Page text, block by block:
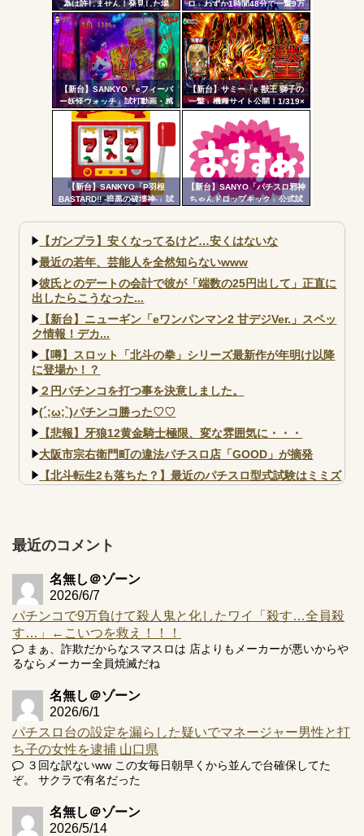
為は許しません！発見した場
合、警察へ通報します
よ！！！」
ロ」わずか1時間48分で一撃9万
5000発コンプリートを達成して
しまうｗ 究極LT期待出玉2万発
超えの現行最強スペックは伊達
じゃないな…
【新台】SANKYO「eフィーバ
ー妖怪ウォッチ」試打動画・感
想まとめ！流石にこれは覇権だ
ろ！SSS評価
【新台】サミー「e 獣王 獅子の
一撃」機種サイト公開！1/319×
ドデカSTRAIGHT、右の1/2で平
均9,800個のサバチャンに突入
【新台】SANKYO「P羽根
BASTARD!! -暗黒の破壊神-」試
チーズっぽい役物で間違いなく
面白いし、月2万円...
【新台】SANYO「パチスロ邪神
ちゃんドロップキック」公式試
いなｗｗｗ
【ガンプラ】安くなってるけど…安くはないな
最近の若年、芸能人を全然知らないwww
彼氏とのデートの会計で彼が「端数の25円出して」正直に
出したらこうなった...
【新台】ニューギン「eワンパンマン2 甘デジVer.」スペッ
ク情報！デカ...
【噂】スロット「北斗の拳」シリーズ最新作が年明け以降
に登場か！？
２円パチンコを打つ事を決意しました。
(´;ω;`)パチンコ勝った♡♡
【悲報】牙狼12黄金騎士極限、変な雰囲気に・・・
大阪市宗右衛門町の違法パチスロ店「GOOD」が摘発
【北斗転生2も落ちた？】最近のパチスロ型式試験はミミズ
的な何かが通りにく...
アズールレーン スロット評価はコイン持ちの悪い疑似ボ天
Powered by livedoor 相互RSS
最近のコメント
名無し＠ゾーン
2026/6/7
パチンコで9万負けて殺人鬼と化したワイ「殺す…全員殺
す…」←こいつを救え！！！
まぁ、詐欺だからなスマスロは 店よりもメーカーが悪いからや
るならメーカー全員焼滅だね
名無し＠ゾーン
2026/6/1
パチスロ台の設定を漏らした疑いでマネージャー男性と打
ち子の女性を逮捕 山口県
３回な訳ないww この女毎日朝早くから並んで台確保してた
ぞ。 サクラで有名だった
名無し＠ゾーン
2026/5/14